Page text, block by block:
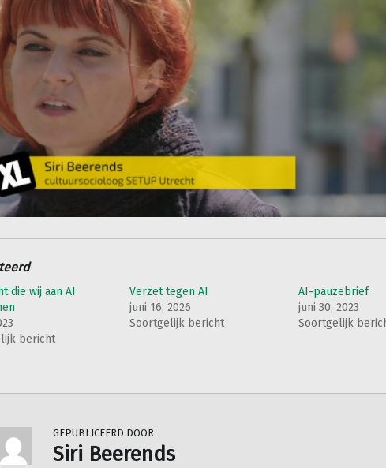
die wij aan AI
bericht
Verzet tegen AI
juni 16, 2026
Soortgelijk bericht
AI-pauzebrief
juni 30, 2023
Soortgelijk
GEPUBLICEERD DOOR
Siri Beerends